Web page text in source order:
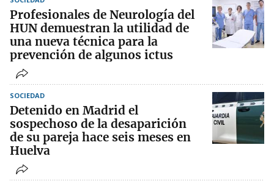
Profesionales de Neurología del
HUN demuestran la utilidad de
una nueva técnica para la
prevención de algunos ictus
SOCIEDAD
Detenido en Madrid el
sospechoso de la desaparición
de su pareja hace seis meses en
Huelva